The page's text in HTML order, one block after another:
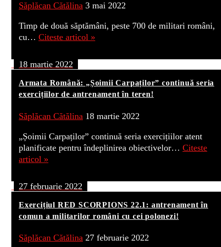
Săplăcan Cătălina 3 mai 2022
Timp de două săptămâni, peste 700 de militari români,
cu… Citeste articol »
18 martie 2022
Armata Română: „Șoimii Carpaților” continuă seria
exercițiilor de antrenament în teren!
Săplăcan Cătălina 18 martie 2022
„Șoimii Carpaților” continuă seria exercițiilor atent
planificate pentru îndeplinirea obiectivelor… Citeste
articol »
27 februarie 2022
Exercițiul RED SCORPIONS 22.1: antrenament în
comun a militarilor români cu cei polonezi!
Săplăcan Cătălina 27 februarie 2022